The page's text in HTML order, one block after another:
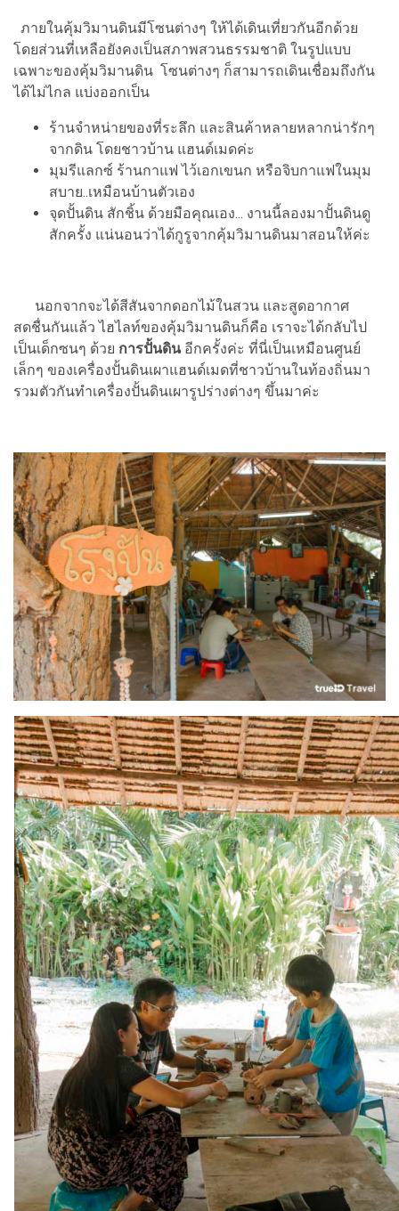
ภายในคุ้มวิมานดินมีโซนต่างๆ ให้ได้เดินเที่ยวกันอีกด้วย
โดยส่วนที่เหลือยังคงเป็นสภาพสวนธรรมชาติ ในรูปแบบ
เฉพาะของคุ้มวิมานดิน โซนต่างๆ ก็สามารถเดินเชื่อมถึงกัน
ได้ไม่ไกล แบ่งออกเป็น
ร้านจำหน่ายของที่ระลึก และสินค้าหลายหลากน่ารักๆ
จากดิน โดยชาวบ้าน แฮนด์เมดค่ะ
มุมรีแลกซ์ ร้านกาแฟ ไว้เอกเขนก หรือจิบกาแฟในมุม
สบาย..เหมือนบ้านตัวเอง
จุดปั้นดิน สักชิ้น ด้วยมือคุณเอง... งานนี้ลองมาปั้นดินดู
สักครั้ง แน่นอนว่าได้กูรูจากคุ้มวิมานดินมาสอนให้ค่ะ
นอกจากจะได้สีสันจากดอกไม้ในสวน และสูดอากาศ
สดชื่นกันแล้ว ไฮไลท์ของคุ้มวิมานดินก็คือ เราจะได้กลับไป
เป็นเด็กซนๆ ด้วย การปั้นดินอีกครั้งค่ะ ที่นี่เป็นเหมือนศูนย์
เล็กๆ ของเครื่องปั้นดินเผาแฮนด์เมดที่ชาวบ้านในท้องถิ่นมา
รวมตัวกันทำเครื่องปั้นดินเผารูปร่างต่างๆ ขึ้นมาค่ะ